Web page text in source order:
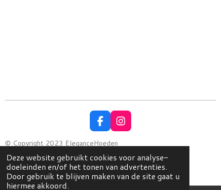
Deze website gebruikt cookies voor analyse-
doeleinden en/of het tonen van advertenties.
Door gebruik te blijven maken van de site gaat u
hiermee akkoord.
F
a
c
e
b
o
o
I
n
s
a
g
r
© Copyright 2023 EleganceHoeden
Powered by JouwWeb